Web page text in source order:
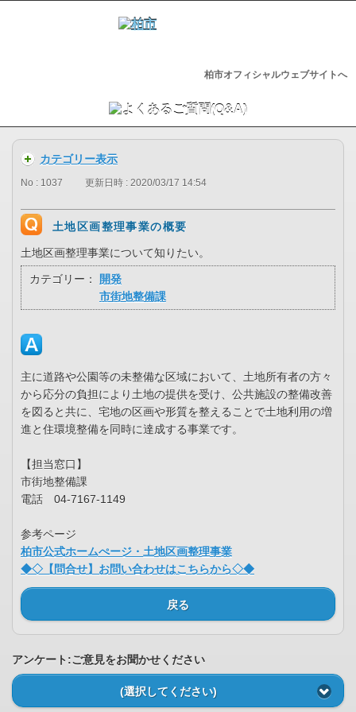
柏市オフィシャルウェブサイトへ
カテゴリー表示
No : 1037 更新日時 : 2020/03/17 14:54
土地区画整理事業の概要
土地区画整理事業について知りたい。
カテゴリー：
開発
市街地整備課
主に道路や公園等の未整備な区域において、土地所有者の方々
から応分の負担により土地の提供を受け、公共施設の整備改善
を図ると共に、宅地の区画や形質を整えることで土地利用の増
進と住環境整備を同時に達成する事業です。
【担当窓口】
市街地整備課
電話 04-7167-1149
参考ページ
柏市公式ホームぺージ・土地区画整理事業
◆◇【問合せ】お問い合わせはこちらから◇◆
戻る
アンケート:ご意見をお聞かせください
(選択してください)